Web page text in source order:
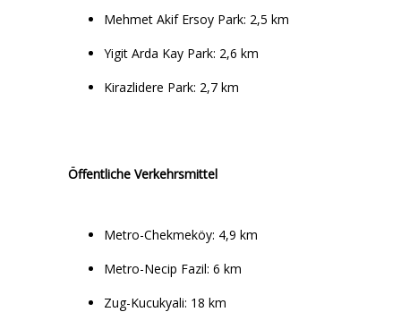
Mehmet Akif Ersoy Park: 2,5 km
Yigit Arda Kay Park: 2,6 km
Kirazlidere Park: 2,7 km
Öffentliche Verkehrsmittel
Metro-Chekmeköy: 4,9 km
Metro-Necip Fazil: 6 km
Zug-Kucukyali: 18 km